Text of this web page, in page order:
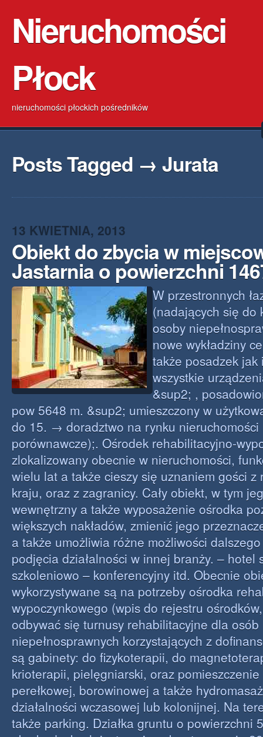
Nieruchomości
Płock
nieruchomości płockich pośredników
Posts Tagged → Jurata
13 KWIETNIA, 2013
Obiekt do zbycia w
Jastarnia o powierzchni
W przestronnych
(nadających się do
osoby
nowe wykładziny
także posadzek
wszystkie
&sup2; ,
pow 5648 m. &sup2; umieszczony w
do 15. → doradztwo na rynku nieruchomości
porównawcze);. Ośrodek rehabilitacyjno-
zlokalizowany obecnie w nieruchomości,
wielu lat a także cieszy się uznaniem gości z
kraju, oraz z zagranicy. Cały obiekt, w tym
wewnętrzny a także wyposażenie ośrodka
większych nakładów, zmienić jego
a także umożliwia różne możliwości
podjęcia działalności w innej branży. – hotel
szkoleniowo – konferencyjny itd. Obecnie
wykorzystywane są na potrzeby ośrodka
wypoczynkowego (wpis do rejestru
odbywać się turnusy rehabilitacyjne dla osób
niepełnosprawnych korzystających z
są gabinety: do fizykoterapii, do
krioterapii, pielęgniarski, oraz
perełkowej, borowinowej a także
działalności wczasowej lub kolonijnej. Na
także parking. Działka gruntu o powierzchni